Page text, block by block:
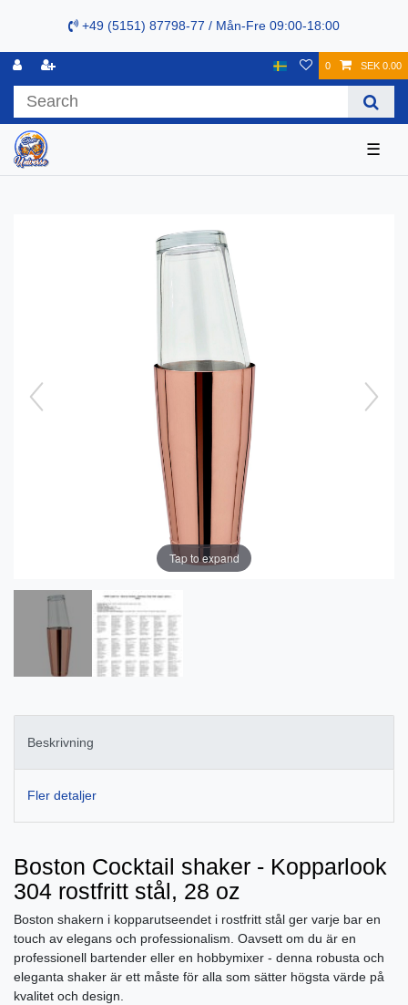
+49 (5151) 87798-77 / Mån-Fre 09:00-18:00
0 SEK 0.00
☰
Tap to expand
Beskrivning
Fler detaljer
Boston Cocktail shaker - Kopparlook
304 rostfritt stål, 28 oz
Boston shakern i kopparutseendet i rostfritt stål ger varje bar en
touch av elegans och professionalism. Oavsett om du är en
professionell bartender eller en hobbymixer - denna robusta och
eleganta shaker är ett måste för alla som sätter högsta värde på
kvalitet och design.